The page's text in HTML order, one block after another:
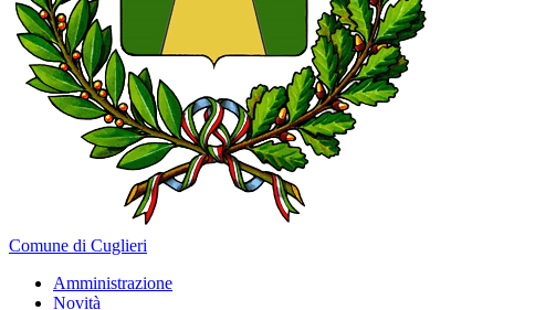
Comune di Cuglieri
Amministrazione
Novità